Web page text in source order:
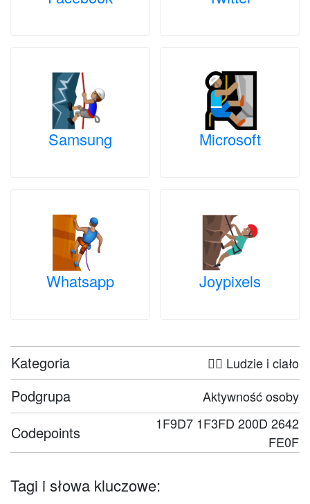
Samsung Microsoft
Whatsapp Joypixels
Kategoria 🤦‍♀️ Ludzie i ciało
Podgrupa Aktywność osoby
Codepoints
1F9D7 1F3FD 200D 2642
FE0F
Tagi i słowa kluczowe: